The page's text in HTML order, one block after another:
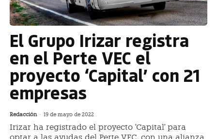
El Grupo Irizar registra
en el Perte VEC el
proyecto ‘Capital’ con 21
empresas
Redacción - 19 de mayo de 2022
Irizar ha registrado el proyecto 'Capital' para